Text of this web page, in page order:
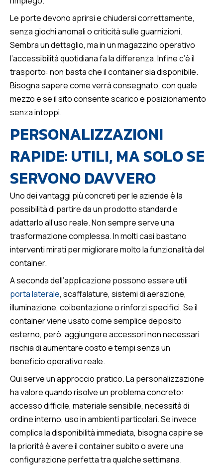
Le porte devono aprirsi e chiudersi correttamente,
senza giochi anomali o criticità sulle guarnizioni.
Sembra un dettaglio, ma in un magazzino operativo
l’accessibilità quotidiana fa la differenza. Infine c’è il
trasporto: non basta che il container sia disponibile.
Bisogna sapere come verrà consegnato, con quale
mezzo e se il sito consente scarico e posizionamento
senza intoppi.
PERSONALIZZAZIONI
RAPIDE: UTILI, MA SOLO SE
SERVONO DAVVERO
Uno dei vantaggi più concreti per le aziende è la
possibilità di partire da un prodotto standard e
adattarlo all’uso reale. Non sempre serve una
trasformazione complessa. In molti casi bastano
interventi mirati per migliorare molto la funzionalità del
container.
A seconda dell’applicazione possono essere utili
porta laterale, scaffalature, sistemi di aerazione,
illuminazione, coibentazione o rinforzi specifici. Se il
container viene usato come semplice deposito
esterno, però, aggiungere accessori non necessari
rischia di aumentare costo e tempi senza un
beneficio operativo reale.
Qui serve un approccio pratico. La personalizzazione
ha valore quando risolve un problema concreto:
accesso difficile, materiale sensibile, necessità di
ordine interno, uso in ambienti particolari. Se invece
complica la disponibilità immediata, bisogna capire se
la priorità è avere il container subito o avere una
configurazione perfetta tra qualche settimana.